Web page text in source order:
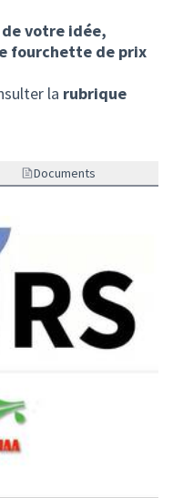
votre idée,
fourchette de prix
la rubrique
Documents